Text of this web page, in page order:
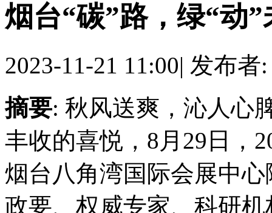
烟台“碳”路，绿“动”
2023-11-21 11:00| 发布者
摘要: 秋风送爽，沁人心
丰收的喜悦，8月29日，
烟台八角湾国际会展中
政要、权威专家、科研